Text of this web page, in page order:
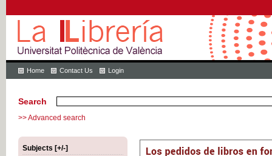
Home Contact Us Login
Search
>> Advanced search
Subjects [+/-]